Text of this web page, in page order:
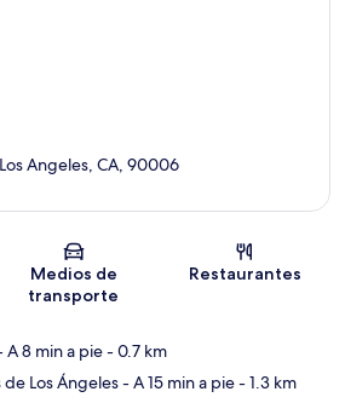
Sección del mapa
Angeles, CA, 90006
Medios de
transporte
Restaurantes
A 8 min a pie- 0.7 km
Los Ángeles- A 15 min a pie- 1.3 km